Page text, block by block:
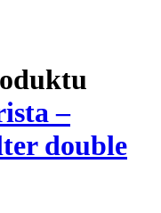
–
double